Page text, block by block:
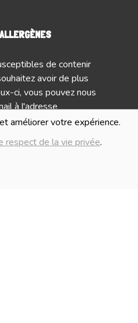
améliorer votre expérience.
respect de la vie privée.
de contenir
avoir de plus
ci, vous pouvez nous
à l'adresse